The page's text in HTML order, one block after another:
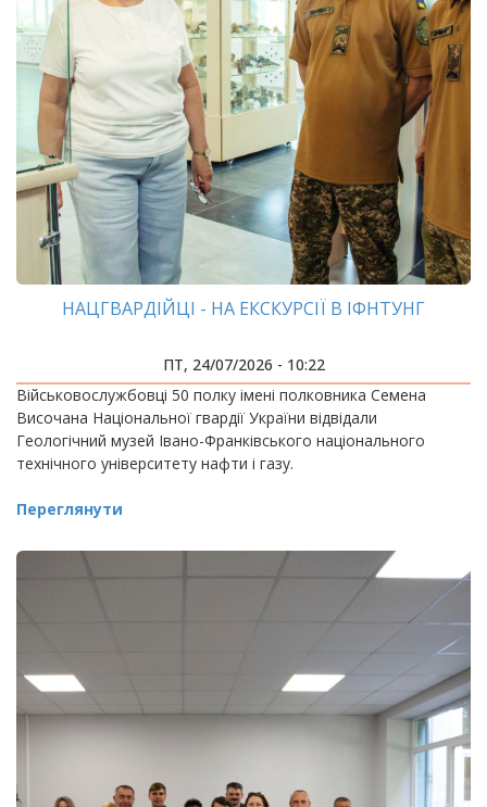
НАЦГВАРДІЙЦІ - НА ЕКСКУРСІЇ В ІФНТУНГ
ПТ, 24/07/2026 - 10:22
Військовослужбовці 50 полку імені полковника Семена
Височана Національної гвардії України відвідали
Геологічний музей Івано-Франківського національного
технічного університету нафти і газу.
Переглянути